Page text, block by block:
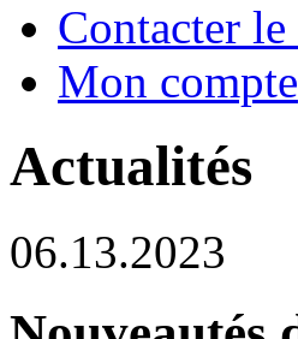
Contacter
Mon compte
Actualités
06.13.2023